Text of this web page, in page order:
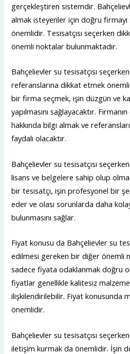
gerçekleştiren sistemdir.
almak isteyenler için doğru firmayı
önemlidir. Tesisatçısı seçerken
önemli noktalar bulunmaktadır.
Bahçelievler su tesisatçısı
referanslarına dikkat etmek
bir firma seçmek, işin düzgün ve
yapılmasını sağlayacaktır.
hakkında bilgi almak ve
faydalı olacaktır.
Bahçelievler su tesisatçısı
lisans ve belgelere sahip olup
bir tesisatçı, işin profesyonel bir
eder ve olası sorunlarda daha
bulunmasını sağlar.
Fiyat konusu da Bahçelievler su
edilmesi gereken bir diğer önemli
sadece fiyata odaklanmak doğru
fiyatlar genellikle kalitesiz
ilişkilendirilebilir. Fiyat konusunda
önemlidir.
Bahçelievler su tesisatçısı
iletişim kurmak da önemlidir. İşin